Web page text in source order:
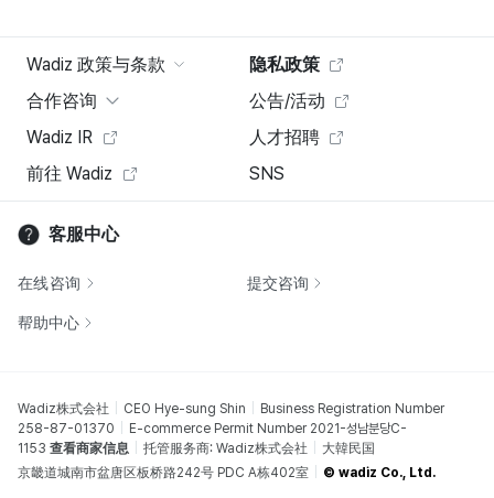
Wadiz 政策与条款
隐私政策
合作咨询
公告/活动
Wadiz IR
人才招聘
前往 Wadiz
SNS
客服中心
在线咨询 提交咨询
帮助中心
Wadiz株式会社 CEO Hye-sung Shin
Business Registration Number
258-87-01370
E-commerce Permit Number 2021-성남분당C-
1153 查看商家信息 托管服务商: Wadiz株式会社
大韓民国
京畿道城南市盆唐区板桥路242号 PDC A栋402室
© wadiz Co., Ltd.